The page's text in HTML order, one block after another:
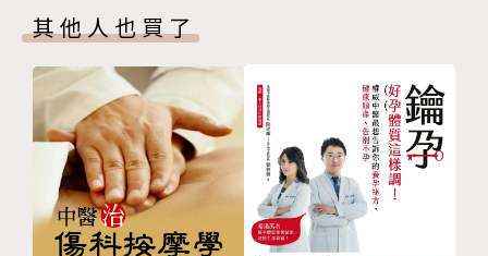
‧感冒初期游泳5分鐘或慢跑10分鐘，九成的感冒可以
不藥而癒。
‧喝綠茶產生的胃酸可以消滅飛沫病毒。
‧室內溫度22度、濕度50％以上，可有效降低病毒存
活率。
‧咳不停吃止咳藥緩解症狀，反增呼吸道感染風險。
‧提升免疫力的飲食法大公開。
5 感覺「快感冒了」應該做的事
7 比起冬天，更要小心夏季流感
＋免疫力UP 快感冒了？喝碗雞湯吧
第3章 三十年不生病的生活習慣
8 提高免疫力，從增進基礎體力開始
AM 7:00 不生病的晨喚儀式
AM 7:30 五分鐘伸舌頭體操，避免吞嚥障礙
其他人也買了